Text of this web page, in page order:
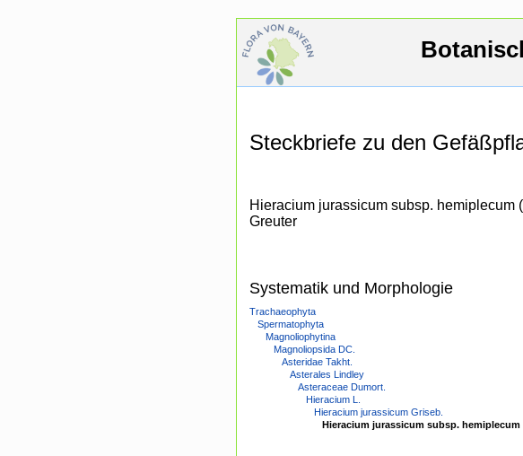
Steckbriefe zu den
Hieracium jurassicum subsp. hemiplecum
Greuter
Systematik und Morphologie
Trachaeophyta
Spermatophyta
Magnoliophytina
Magnoliopsida DC.
Asteridae Takht.
Asterales Lindley
Asteraceae Dumort.
Hieracium L.
Hieracium jurassicum Griseb.
Hieracium jurassicum subsp. hemiplecum